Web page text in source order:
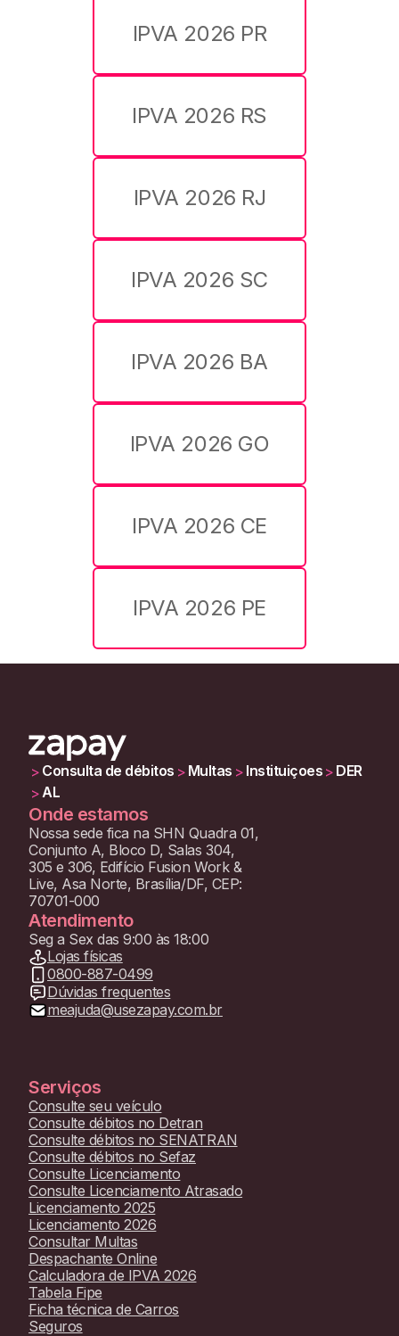
IPVA 2026 PR
IPVA 2026 RS
IPVA 2026 RJ
IPVA 2026 SC
IPVA 2026 BA
IPVA 2026 GO
IPVA 2026 CE
IPVA 2026 PE
> Consulta de débitos > Multas > Instituiçoes > DER
>AL
Onde estamos
Nossa sede fica na SHN Quadra 01,
Conjunto A, Bloco D, Salas 304,
305 e 306, Edifício Fusion Work &
Live, Asa Norte, Brasília/DF, CEP:
70701-000
Atendimento
Seg a Sex das 9:00 às 18:00
Lojas físicas
0800-887-0499
Dúvidas frequentes
meajuda@usezapay.com.br
Serviços
Consulte seu veículo
Consulte débitos no Detran
Consulte débitos no SENATRAN
Consulte débitos no Sefaz
Consulte Licenciamento
Consulte Licenciamento Atrasado
Licenciamento 2025
Licenciamento 2026
Consultar Multas
Despachante Online
Calculadora de IPVA 2026
Tabela Fipe
Ficha técnica de Carros
Seguros